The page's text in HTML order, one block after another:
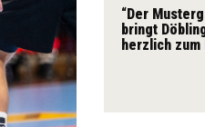
“Der
bringt
herzlich zum